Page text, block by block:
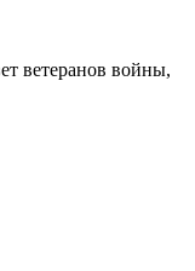
ветеранов войны,